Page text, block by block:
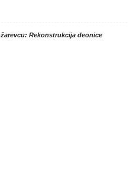
Rekonstrukcija deonice